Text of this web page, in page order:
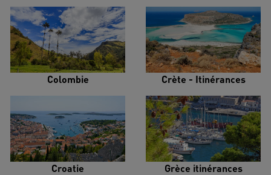
Colombie Crète - Itinérances
Croatie Grèce itinérances